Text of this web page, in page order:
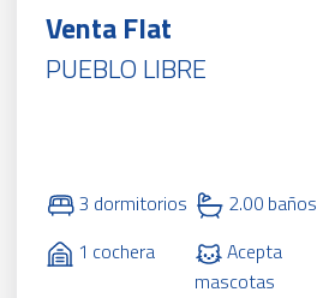
Venta Flat
PUEBLO LIBRE
3 dormitorios 2.00 baños
1 cochera
Acepta
mascotas